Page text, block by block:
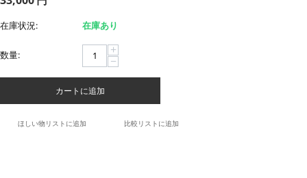
在庫状況: 在庫あり
数量: +
−
カートに追加
ほしい物リストに追加 比較リストに追加